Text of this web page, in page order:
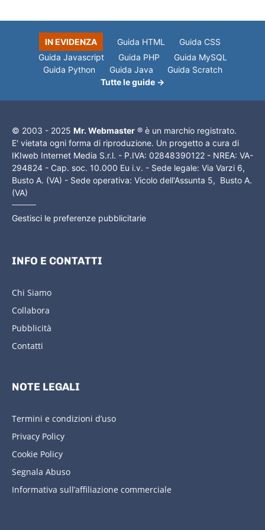
IN EVIDENZA Guida HTML
Guida CSS
Guida Javascript
Guida PHP
Guida MySQL
Guida Python
Guida Java
Guida Scratch
Tutte le guide →
© 2003 - 2025 Mr. Webmaster ® è un marchio registrato.
E' vietata ogni forma di riproduzione. Un progetto a cura di
IKIweb Internet Media S.r.l. - P.IVA: 02848390122 - NREA: VA-
294824 - Cap. soc. 10.000 Eu i.v. - Sede legale: Via Varzi 6,
Busto A. (VA) - Sede operativa: Vicolo dell'Assunta 5, Busto A.
(VA)
Gestisci le preferenze pubblicitarie
INFO E CONTATTI
Chi Siamo
Collabora
Pubblicità
Contatti
NOTE LEGALI
Termini e condizioni d’uso
Privacy Policy
Cookie Policy
Segnala Abuso
Informativa sull’affiliazione commerciale